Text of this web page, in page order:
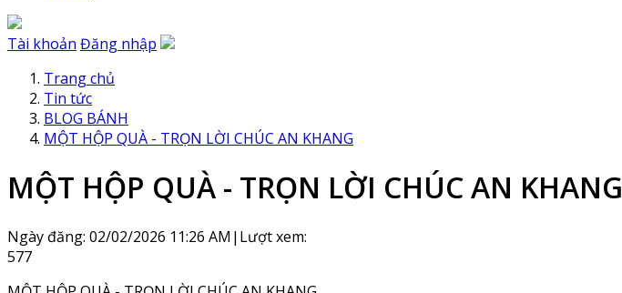
Tài khoản Đăng nhập
Trang chủ
Tin tức
BLOG BÁNH
MỘT HỘP QUÀ - TRỌN LỜI CHÚC AN KHANG
MỘT HỘP QUÀ - TRỌN LỜI CHÚC AN KHANG
Ngày đăng: 02/02/2026 11:26 AM | Lượt xem:
577